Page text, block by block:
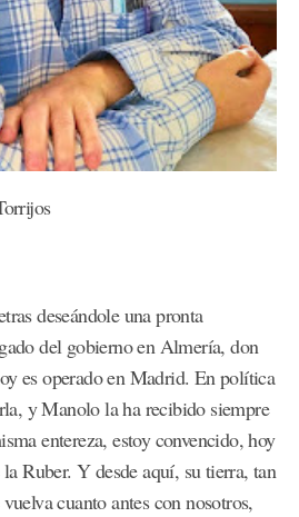
deseándole una pronta
del gobierno en Almería, don
es operado en Madrid. En política
y Manolo la ha recibido siempre
entereza, estoy convencido, hoy
Ruber. Y desde aquí, su tierra, tan
cuanto antes con nosotros,